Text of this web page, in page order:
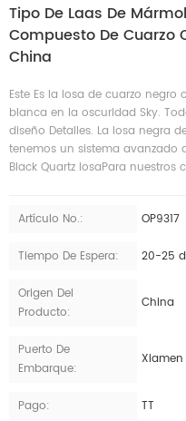
Tipo De Laas De
Compuesto De Cuarzo
China
Este Es la losa de cuarzo
blanca en la oscuridad Sky.
diseño Detalles. La losa negra
tenemos un sistema avanzado
Black Quartz losaPara nuestros
Artículo No.: OP9317
Tiempo De Espera: 20-25
Origen Del
Producto:
China
Puerto De
Embarque:
Xiamen
Pago: TT